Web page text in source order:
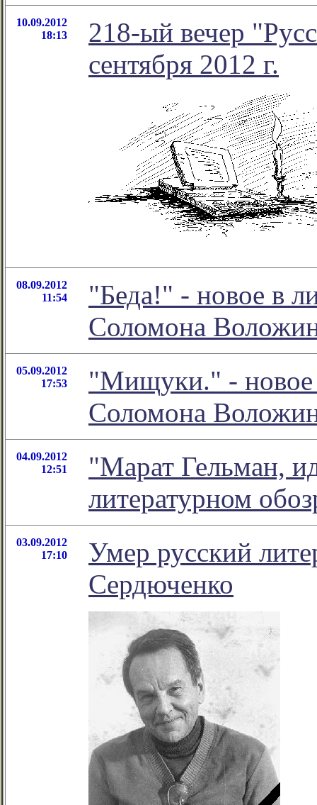
10.09.2012
18:13
218-ый вечер
сентября 2012 г.
08.09.2012
11:54
"Беда!" - новое в
Соломона
05.09.2012
17:53
"Мищуки." - новое
Соломона
04.09.2012
12:51
"Марат Гельман,
литературном
03.09.2012
17:10
Умер русский
Сердюченко